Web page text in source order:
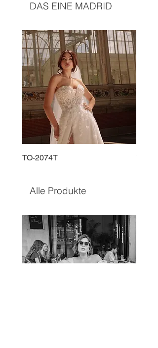
DAS EINE MADRID
TO-2074T TO-
Alle Produkte